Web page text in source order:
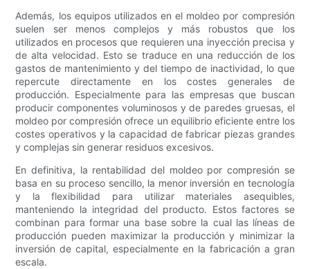
Además, los equipos utilizados en el moldeo por compresión
suelen ser menos complejos y más robustos que los
utilizados en procesos que requieren una inyección precisa y
de alta velocidad. Esto se traduce en una reducción de los
gastos de mantenimiento y del tiempo de inactividad, lo que
repercute directamente en los costes generales de
producción. Especialmente para las empresas que buscan
producir componentes voluminosos y de paredes gruesas, el
moldeo por compresión ofrece un equilibrio eficiente entre los
costes operativos y la capacidad de fabricar piezas grandes
y complejas sin generar residuos excesivos.
En definitiva, la rentabilidad del moldeo por compresión se
basa en su proceso sencillo, la menor inversión en tecnología
y la flexibilidad para utilizar materiales asequibles,
manteniendo la integridad del producto. Estos factores se
combinan para formar una base sobre la cual las líneas de
producción pueden maximizar la producción y minimizar la
inversión de capital, especialmente en la fabricación a gran
escala.